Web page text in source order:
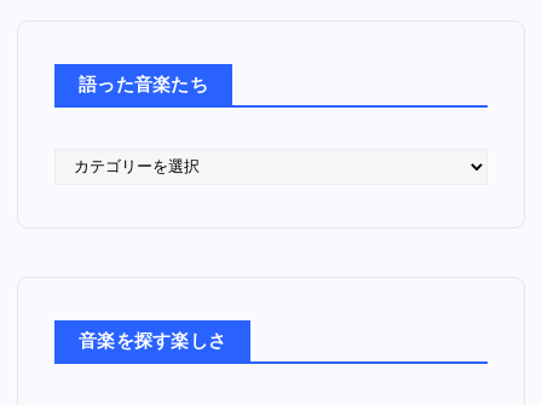
語った音楽たち
音楽を探す楽しさ